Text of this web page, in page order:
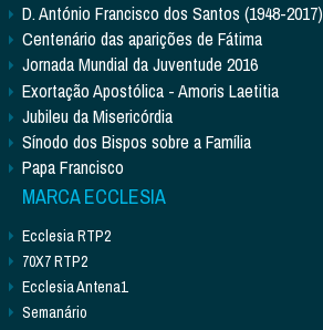
D. António Francisco dos Santos (1948-2017)
Centenário das aparições de Fátima
Jornada Mundial da Juventude 2016
Exortação Apostólica - Amoris Laetitia
Jubileu da Misericórdia
Sínodo dos Bispos sobre a Família
Papa Francisco
MARCA ECCLESIA
Ecclesia RTP2
70X7 RTP2
Ecclesia Antena1
Semanário